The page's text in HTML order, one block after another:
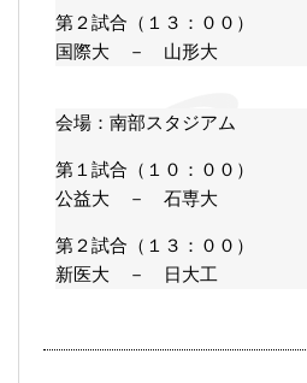
第２試合（１３：００）
国際大 － 山形大
会場：南部スタジアム
第１試合（１０：００）
公益大 － 石専大
第２試合（１３：００）
新医大 － 日大工